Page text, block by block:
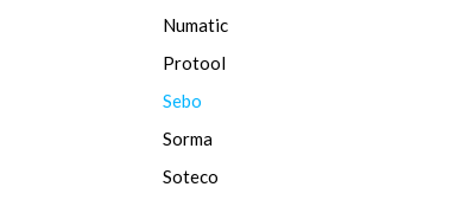
Numatic
Protool
Sebo
Sorma
Soteco